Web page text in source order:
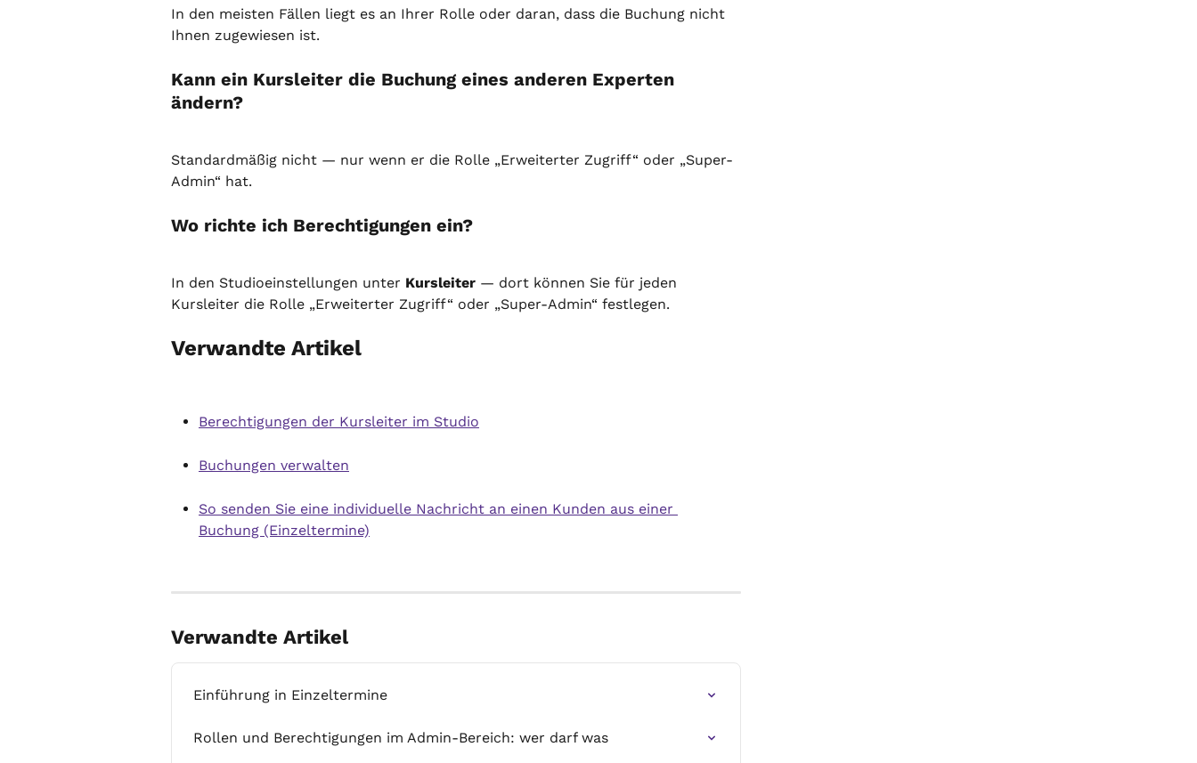
In den meisten Fällen liegt es an Ihrer Rolle oder daran, dass die Buchung nicht
Ihnen zugewiesen ist.
Kann ein Kursleiter die Buchung eines anderen Experten
ändern?
Standardmäßig nicht — nur wenn er die Rolle „Erweiterter Zugriff“ oder „Super-
Admin“ hat.
Wo richte ich Berechtigungen ein?
In den Studioeinstellungen unter Kursleiter — dort können Sie für jeden
Kursleiter die Rolle „Erweiterter Zugriff“ oder „Super-Admin“ festlegen.
Verwandte Artikel
Berechtigungen der Kursleiter im Studio
Buchungen verwalten
So senden Sie eine individuelle Nachricht an einen Kunden aus einer
Buchung (Einzeltermine)
Verwandte Artikel
Einführung in Einzeltermine
Rollen und Berechtigungen im Admin-Bereich: wer darf was